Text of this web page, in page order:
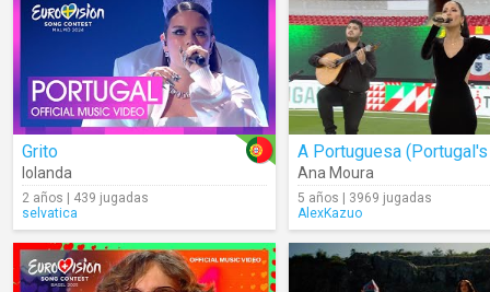
Grito
Iolanda
2 años | 439 jugadas
selvatica
Ana Moura
5 años | 3969 jugadas
AlexKazuo